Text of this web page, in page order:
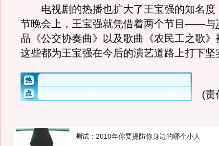
电视剧的热播也扩大了王宝强的知名度
节晚会上，王宝强就凭借着两个节目——与
品《公交协奏曲》以及歌曲《农民工之歌》
这些都为王宝强在今后的演艺道路上打下坚
(责
测试：2010年你要提防你身边的哪个小人